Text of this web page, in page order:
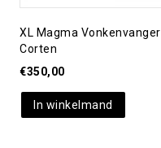
XL Magma Vonkenvanger
Corten
€350,00
In winkelmand